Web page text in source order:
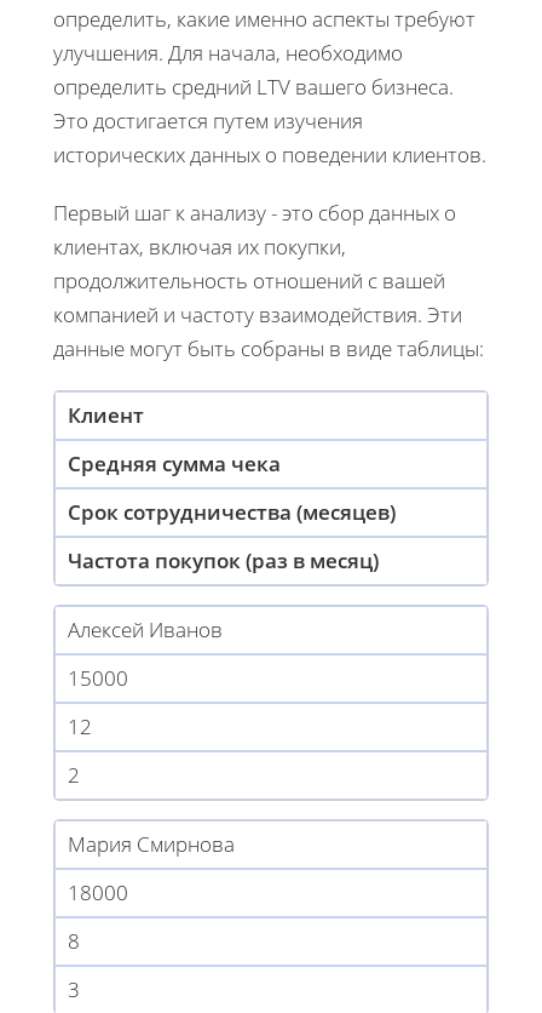
определить, какие именно аспекты требуют
улучшения. Для начала, необходимо
определить средний LTV вашего бизнеса.
Это достигается путем изучения
исторических данных о поведении клиентов.
Первый шаг к анализу - это сбор данных о
клиентах, включая их покупки,
продолжительность отношений с вашей
компанией и частоту взаимодействия. Эти
данные могут быть собраны в виде таблицы:
Клиент
Средняя сумма чека
Срок сотрудничества (месяцев)
Частота покупок (раз в месяц)
Алексей Иванов
15000
12
2
Мария Смирнова
18000
8
3